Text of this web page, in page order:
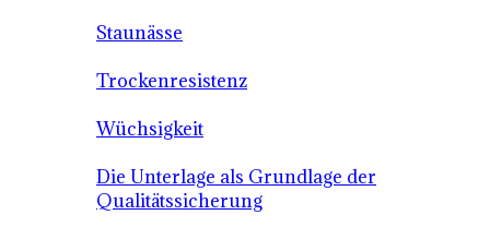
Staunässe
Trockenresistenz
Wüchsigkeit
Die Unterlage als Grundlage der
Qualitätssicherung